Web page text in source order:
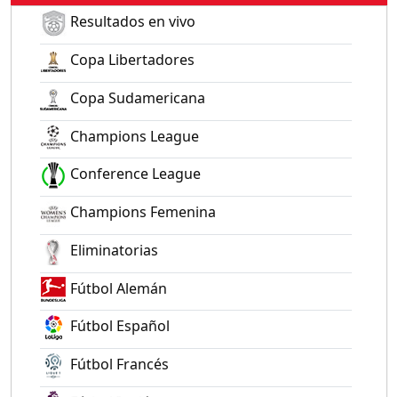
Resultados en vivo
Copa Libertadores
Copa Sudamericana
Champions League
Conference League
Champions Femenina
Eliminatorias
Fútbol Alemán
Fútbol Español
Fútbol Francés